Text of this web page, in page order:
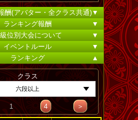
酬(アバター・全クラス共通)▼
ランキング報酬
▼
位別大会について
▼
イベントルール
▼
ランキング
▲
クラス
六段以上
1 4 ＞